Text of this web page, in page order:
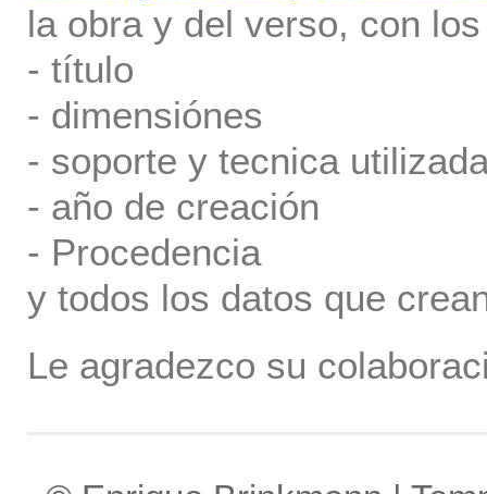
la obra y del verso, con
- título
- dimensiónes
- soporte y tecnica
- año de creación
- Procedencia
y todos los datos que
Le agradezco su